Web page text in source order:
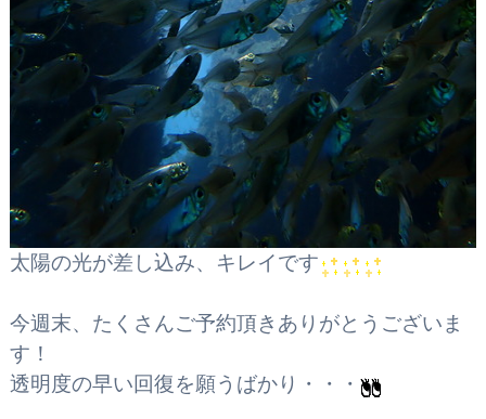
太陽の光が差し込み、キレイです
今週末、たくさんご予約頂きありがとうございま
す！
透明度の早い回復を願うばかり・・・